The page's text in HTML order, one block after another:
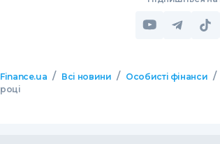
Finance.ua / Всі новини / Особисті фінанси /
році